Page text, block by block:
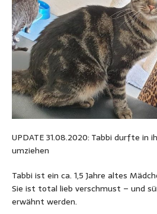
UPDATE 31.08.2020: Tabbi durfte in
umziehen
Tabbi ist ein ca. 1,5 Jahre altes
Sie ist total lieb verschmust – und
erwähnt werden.